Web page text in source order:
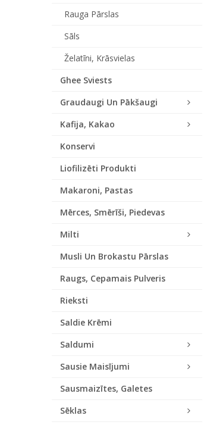
Rauga Pārslas
Sāls
Želatīni, Krāsvielas
Ghee Sviests
Graudaugi Un Pākšaugi
Kafija, Kakao
Konservi
Liofilizēti Produkti
Makaroni, Pastas
Mērces, Smērīši, Piedevas
Milti
Musli Un Brokastu Pārslas
Raugs, Cepamais Pulveris
Rieksti
Saldie Krēmi
Saldumi
Sausie Maisījumi
Sausmaizītes, Galetes
Sēklas